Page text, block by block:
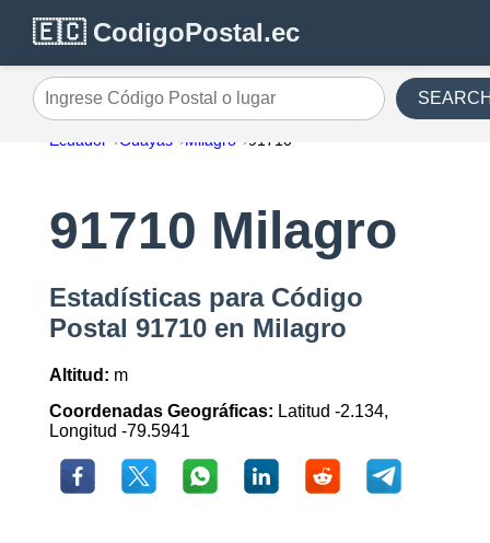
🇪🇨 CodigoPostal.ec
Ingrese Código Postal o lugar
Ecuador Guayas Milagro 91710
91710 Milagro
Estadísticas para Código
Postal 91710 en Milagro
Altitud: m
Coordenadas Geográficas: Latitud -2.134,
Longitud -79.5941